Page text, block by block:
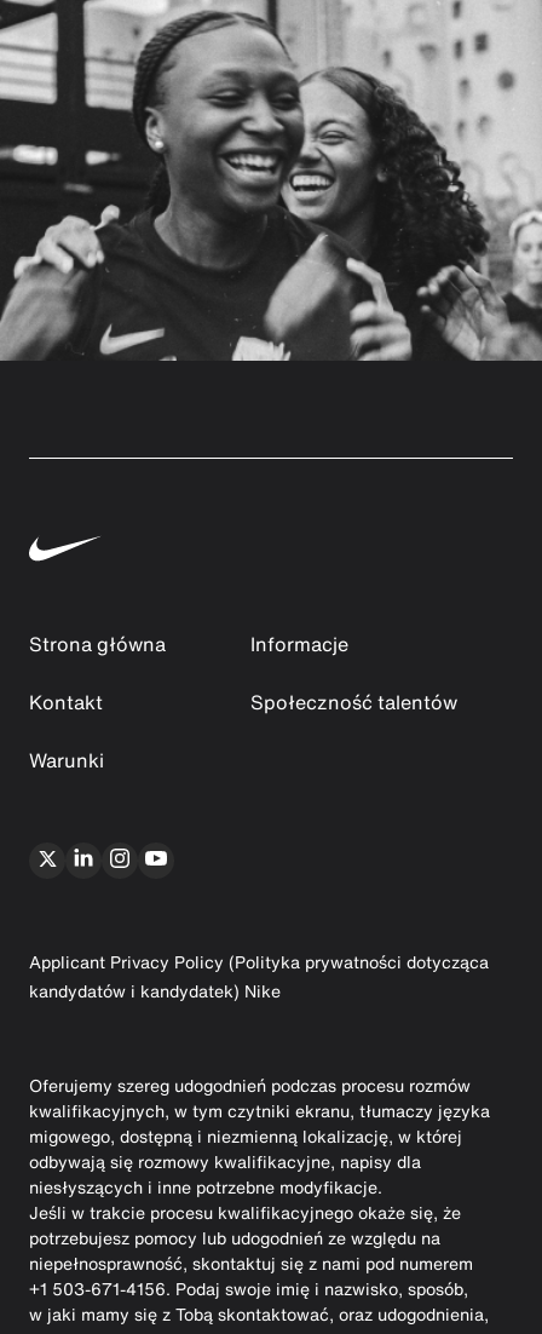
Strona główna
Informacje
Kontakt
Społeczność talentów
Warunki
Applicant Privacy Policy (Polityka prywatności dotycząca
kandydatów i kandydatek) Nike
Oferujemy szereg udogodnień podczas procesu rozmów
kwalifikacyjnych, w tym czytniki ekranu, tłumaczy języka
migowego, dostępną i niezmienną lokalizację, w której
odbywają się rozmowy kwalifikacyjne, napisy dla
niesłyszących i inne potrzebne modyfikacje.
Jeśli w trakcie procesu kwalifikacyjnego okaże się, że
potrzebujesz pomocy lub udogodnień ze względu na
niepełnosprawność, skontaktuj się z nami pod numerem
+1 503-671-4156. Podaj swoje imię i nazwisko, sposób,
w jaki mamy się z Tobą skontaktować, oraz udogodnienia,